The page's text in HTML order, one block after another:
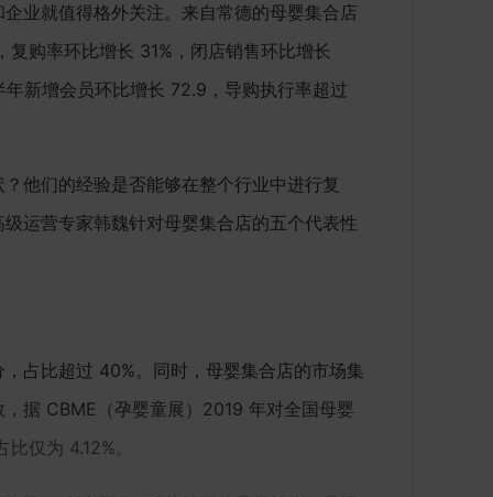
业就值得格外关注。来自常德的母婴集合店
购率环比增长 31%，闭店销售环比增长
新增会员环比增长 72.9，导购执行率超过
他们的经验是否能够在整个行业中进行复
运营专家韩魏针对母婴集合店的五个代表性
占比超过 40%。同时，母婴集合店的市场集
据 CBME（孕婴童展）2019 年对全国母婴
仅为 4.12%。